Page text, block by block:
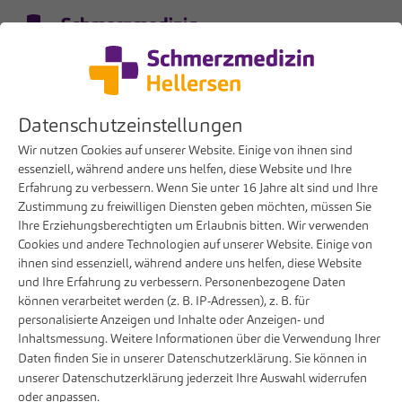
Zentrum für Spezielle
Schmerzmedizin der Sportklinik
Hellersen
Datenschutzeinstellungen
Wir nutzen Cookies auf unserer Website. Einige von ihnen sind
essenziell, während andere uns helfen, diese Website und Ihre
Erfahrung zu verbessern. Wenn Sie unter 16 Jahre alt sind und Ihre
Zustimmung zu freiwilligen Diensten geben möchten, müssen Sie
Ihre Erziehungsberechtigten um Erlaubnis bitten. Wir verwenden
Cookies und andere Technologien auf unserer Website. Einige von
ihnen sind essenziell, während andere uns helfen, diese Website
und Ihre Erfahrung zu verbessern. Personenbezogene Daten
können verarbeitet werden (z. B. IP-Adressen), z. B. für
personalisierte Anzeigen und Inhalte oder Anzeigen- und
Inhaltsmessung. Weitere Informationen über die Verwendung Ihrer
Daten finden Sie in unserer Datenschutzerklärung. Sie können in
unserer Datenschutzerklärung jederzeit Ihre Auswahl widerrufen
oder anpassen.